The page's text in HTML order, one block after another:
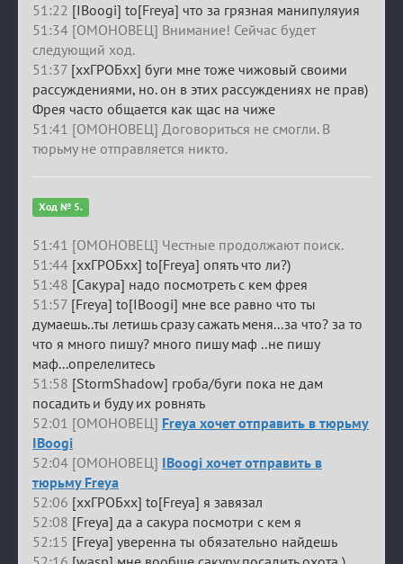
51:22 [IBoogi] to[Freya] что за грязная манипуляуия
51:34 [ОМОНОВЕЦ] Внимание! Сейчас будет
следующий ход.
51:37 [ххГРОБхх] буги мне тоже чижовый своими
рассуждениями, но. он в этих рассуждениях не прав)
Фрея часто общается как щас на чиже
51:41 [ОМОНОВЕЦ] Договориться не смогли. В
тюрьму не отправляется никто.
Ход № 5.
51:41 [ОМОНОВЕЦ] Честные продолжают поиск.
51:44 [ххГРОБхх] to[Freya] опять что ли?)
51:48 [Сакура] надо посмотреть с кем фрея
51:57 [Freya] to[IBoogi] мне все равно что ты
думаешь..ты летишь сразу сажать меня...за что? за то
что я много пишу? много пишу маф ..не пишу
маф...опрелелитесь
51:58 [StormShadow] гроба/буги пока не дам
посадить и буду их ровнять
52:01 [ОМОНОВЕЦ] Freya хочет отправить в тюрьму
IBoogi
52:04 [ОМОНОВЕЦ] IBoogi хочет отправить в
тюрьму Freya
52:06 [ххГРОБхх] to[Freya] я завязал
52:08 [Freya] да а сакура посмотри с кем я
52:15 [Freya] уверенна ты обязательно найдешь